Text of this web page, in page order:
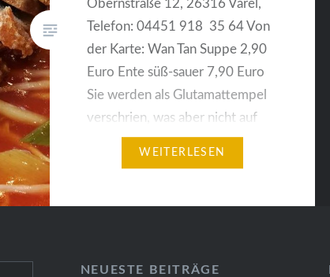
Obernstraße 12, 26316 Varel,
Telefon: 04451 918 35 64 Von
der Karte: Wan Tan Suppe 2,90
Euro Ente süß-sauer 7,90 Euro
Sie werden als Glutamattempel
verschrien, was aber nicht auf
alle asiatischen Restaurants
asiatischen Küche weit
WEITERLESEN
NEUESTE BEITRÄGE